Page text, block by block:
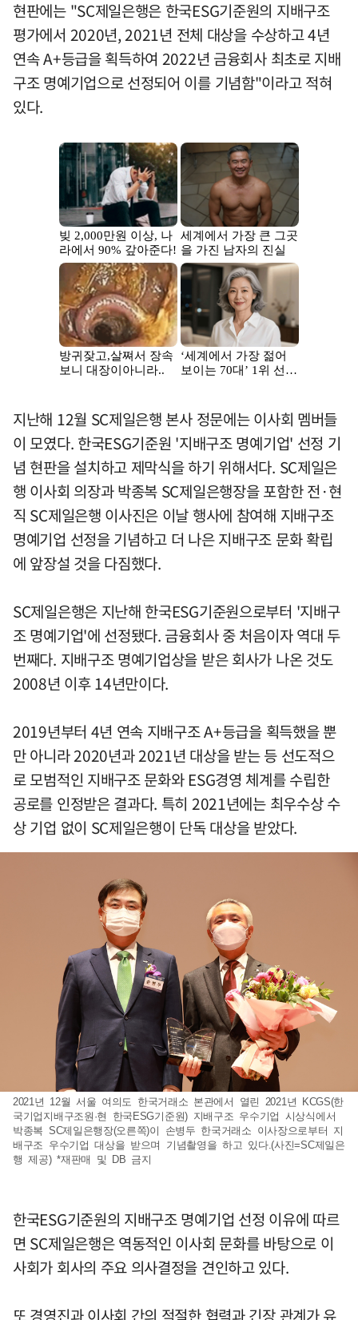
현판에는 "SC제일은행은 한국ESG기준원의 지배구조
평가에서 2020년, 2021년 전체 대상을 수상하고 4년
연속 A+등급을 획득하여 2022년 금융회사 최초로 지배
구조 명예기업으로 선정되어 이를 기념함"이라고 적혀
있다.
지난해 12월 SC제일은행 본사 정문에는 이사회 멤버들
이 모였다. 한국ESG기준원 '지배구조 명예기업' 선정 기
념 현판을 설치하고 제막식을 하기 위해서다. SC제일은
행 이사회 의장과 박종복 SC제일은행장을 포함한 전·현
직 SC제일은행 이사진은 이날 행사에 참여해 지배구조
명예기업 선정을 기념하고 더 나은 지배구조 문화 확립
에 앞장설 것을 다짐했다.
SC제일은행은 지난해 한국ESG기준원으로부터 '지배구
조 명예기업'에 선정됐다. 금융회사 중 처음이자 역대 두
번째다. 지배구조 명예기업상을 받은 회사가 나온 것도
2008년 이후 14년만이다.
2019년부터 4년 연속 지배구조 A+등급을 획득했을 뿐
만 아니라 2020년과 2021년 대상을 받는 등 선도적으
로 모범적인 지배구조 문화와 ESG경영 체계를 수립한
공로를 인정받은 결과다. 특히 2021년에는 최우수상 수
상 기업 없이 SC제일은행이 단독 대상을 받았다.
2021년 12월 서울 여의도 한국거래소 본관에서 열린 2021년 KCGS(한
국기업지배구조원·현 한국ESG기준원) 지배구조 우수기업 시상식에서
박종복 SC제일은행장(오른쪽)이 손병두 한국거래소 이사장으로부터 지
배구조 우수기업 대상을 받으며 기념촬영을 하고 있다.(사진=SC제일은
행 제공) *재판매 및 DB 금지
한국ESG기준원의 지배구조 명예기업 선정 이유에 따르
면 SC제일은행은 역동적인 이사회 문화를 바탕으로 이
사회가 회사의 주요 의사결정을 견인하고 있다.
또 경영진과 이사회 간의 적절한 협력과 긴장 관계가 유